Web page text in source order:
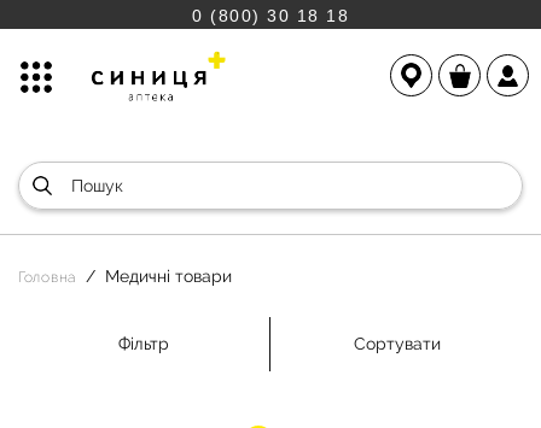
0 (800) 30 18 18
Головна Медичні товари
Фільтр Сортувати